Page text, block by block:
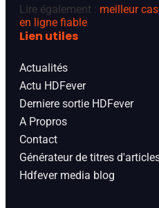
Lire également : meilleur
en ligne fiable
Lien utiles
Actualités
Actu HDFever
Derniere sortie HDFever
A Propros
Contact
Générateur de titres
Hdfever media blog